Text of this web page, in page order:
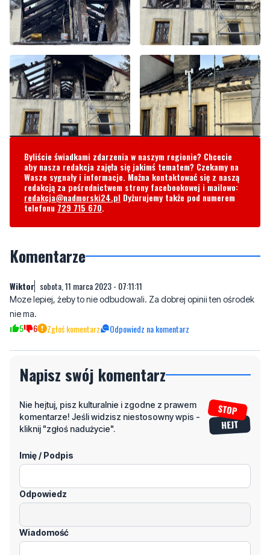
Byliście świadkami zdarzenia w naszym regionie? Chcecie
aby nasza redakcja zajęła się jakimś tematem? Czekamy na
Wasze sygnały i informacje. Można kontaktować się z naszą
redakcja@nadmorski24.plDyżurujemy także pod numerem
telefonu729 715 670.
Komentarze
Moze lepiej, żeby to nie odbudowali. Za dobrej opinii ten ośrodek
5 6 Zgłoś komentarz Odpowiedz na komentarz
Napisz swój komentarz
komentarze! Jeśli widzisz niestosowny wpis -
kliknij "zgłoś nadużycie".
Imię / Podpis
Odpowiedz
Wiadomość